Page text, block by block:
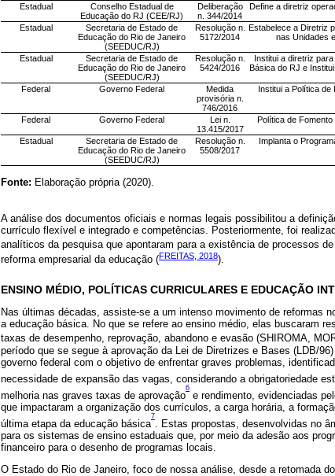
Estadual
Conselho Estadual de
Educação do RJ (CEE/RJ)
Deliberação
n. 344/2014
Define a diretriz
Estadual
Secretaria de Estado de
Educação do Rio de Janeiro
(SEEDUC/RJ)
Resolução n.
5172/2014
Estabelece a Diretriz
nas Unidades
Estadual
Secretaria de Estado de
Educação do Rio de Janeiro
(SEEDUC/RJ)
Resolução n.
5424/2016
Institui a diretriz
Básica do RJ e
Federal
Governo Federal
Medida
provisória n.
746/2016
Institui a Política de
Federal Governo Federal
Lei n.
13.415/2017
Política de
Estadual
Secretaria de Estado de
Educação do Rio de Janeiro
(SEEDUC/RJ)
Resolução n.
5508/2017
Implanta o
Fonte: Elaboração própria (2020).
A análise dos documentos oficiais e normas legais possibilitou a
currículo flexível e integrado e competências. Posteriormente, foi
analíticos da pesquisa que apontaram para a existência de processos
reforma empresarial da educação (FREITAS, 2018).
ENSINO MÉDIO, POLÍTICAS CURRICULARES E EDUCAÇÃO
Nas últimas décadas, assiste-se a um intenso movimento de reformas
a educação básica. No que se refere ao ensino médio, elas buscaram
taxas de desempenho, reprovação, abandono e evasão (SHIROMA,
período que se segue à aprovação da Lei de Diretrizes e Bases (LDB/
governo federal com o objetivo de enfrentar graves problemas,
necessidade de expansão das vagas, considerando a obrigatoriedade
melhoria nas graves taxas de aprovação
6
e rendimento, evidenciadas
que impactaram a organização dos currículos, a carga horária, a
última etapa da educação básica
7
. Estas propostas, desenvolvidas no
para os sistemas de ensino estaduais que, por meio da adesão aos
financeiro para o desenho de programas locais.
O Estado do Rio de Janeiro, foco de nossa análise, desde a retomada